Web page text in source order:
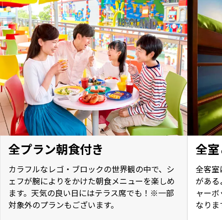
全プラン朝食付き
カラフルなレゴ・ブロックの世界観の中で、シ
ェフが腕によりをかけた朝食メニューを楽しめ
ます。天気の良い日にはテラス席でも！※一部
対象外のプランもございます。
全
全客室
があ
ャー
なりま